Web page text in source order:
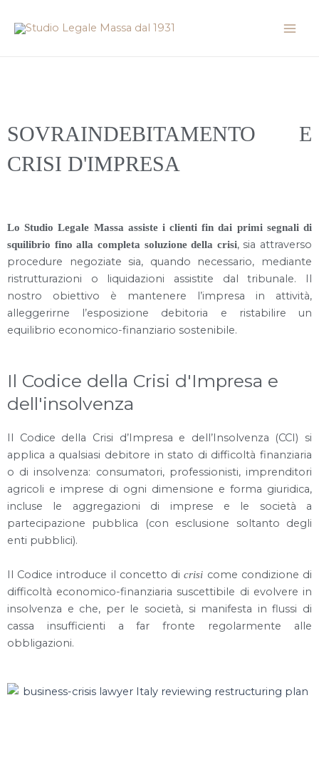
SOVRAINDEBITAMENTO E
CRISI D'IMPRESA
Lo Studio Legale Massa assiste i clienti fin dai primi segnali di
squilibrio fino alla completa soluzione della crisi, sia attraverso
procedure negoziate sia, quando necessario, mediante
ristrutturazioni o liquidazioni assistite dal tribunale. Il
nostro obiettivo è mantenere l’impresa in attività,
alleggerirne l’esposizione debitoria e ristabilire un
equilibrio economico-finanziario sostenibile.
Il Codice della Crisi d'Impresa e
dell'insolvenza
Il Codice della Crisi d’Impresa e dell’Insolvenza (CCI) si
applica a qualsiasi debitore in stato di difficoltà finanziaria
o di insolvenza: consumatori, professionisti, imprenditori
agricoli e imprese di ogni dimensione e forma giuridica,
incluse le aggregazioni di imprese e le società a
partecipazione pubblica (con esclusione soltanto degli
enti pubblici).
Il Codice introduce il concetto dicrisi come condizione di
difficoltà economico-finanziaria suscettibile di evolvere in
insolvenza e che, per le società, si manifesta in flussi di
cassa insufficienti a far fronte regolarmente alle
obbligazioni.